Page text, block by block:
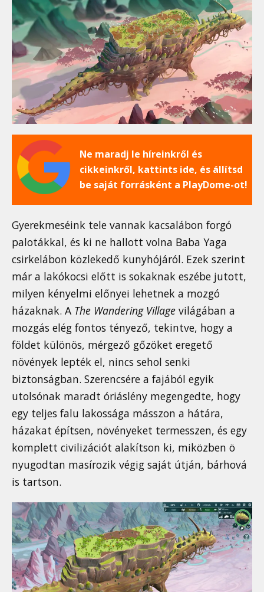
Ne maradj le híreinkről és
cikkeinkről, kattints ide, és állítsd
be saját forrásként a PlayDome-ot!
Gyerekmeséink tele vannak kacsalábon forgó
palotákkal, és ki ne hallott volna Baba Yaga
csirkelábon közlekedő kunyhójáról. Ezek szerint
már a lakókocsi előtt is sokaknak eszébe jutott,
milyen kényelmi előnyei lehetnek a mozgó
házaknak. A The Wandering Village világában a
mozgás elég fontos tényező, tekintve, hogy a
földet különös, mérgező gőzöket eregető
növények lepték el, nincs sehol senki
biztonságban. Szerencsére a fajából egyik
utolsónak maradt óriáslény megengedte, hogy
egy teljes falu lakossága másszon a hátára,
házakat építsen, növényeket termesszen, és egy
komplett civilizációt alakítson ki, miközben ö
nyugodtan masírozik végig saját útján, bárhová
is tartson.